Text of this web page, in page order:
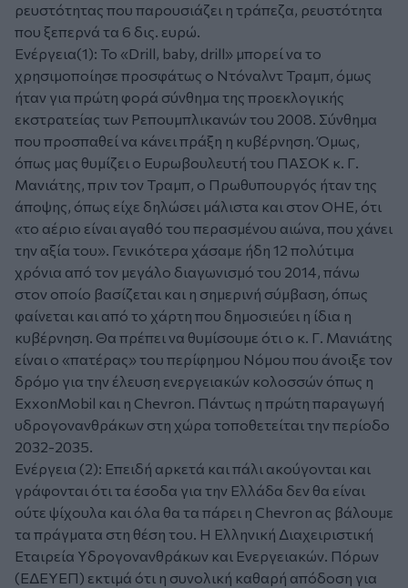
ρευστότητας που παρουσιάζει η τράπεζα, ρευστότητα
που ξεπερνά τα 6 δις. ευρώ.
Ενέργεια(1): Το «Drill, baby, drill» μπορεί να το
χρησιμοποίησε προσφάτως ο Ντόναλντ Τραμπ, όμως
ήταν για πρώτη φορά σύνθημα της προεκλογικής
εκστρατείας των Ρεπουμπλικανών του 2008. Σύνθημα
που προσπαθεί να κάνει πράξη η κυβέρνηση. Όμως,
όπως μας θυμίζει ο Ευρωβουλευτή του ΠΑΣΟΚ κ. Γ.
Μανιάτης, πριν τον Τραμπ, ο Πρωθυπουργός ήταν της
άποψης, όπως είχε δηλώσει μάλιστα και στον ΟΗΕ, ότι
«το αέριο είναι αγαθό του περασμένου αιώνα, που χάνει
την αξία του». Γενικότερα χάσαμε ήδη 12 πολύτιμα
χρόνια από τον μεγάλο διαγωνισμό του 2014, πάνω
στον οποίο βασίζεται και η σημερινή σύμβαση, όπως
φαίνεται και από το χάρτη που δημοσιεύει η ίδια η
κυβέρνηση. Θα πρέπει να θυμίσουμε ότι ο κ. Γ. Μανιάτης
είναι ο «πατέρας» του περίφημου Νόμου που άνοιξε τον
δρόμο για την έλευση ενεργειακών κολοσσών όπως η
ExxonMobil και η Chevron. Πάντως η πρώτη παραγωγή
υδρογονανθράκων στη χώρα τοποθετείται την περίοδο
2032-2035.
Ενέργεια (2): Επειδή αρκετά και πάλι ακούγονται και
γράφονται ότι τα έσοδα για την Ελλάδα δεν θα είναι
ούτε ψίχουλα και όλα θα τα πάρει η Chevron ας βάλουμε
τα πράγματα στη θέση του. Η Ελληνική Διαχειριστική
Εταιρεία Υδρογονανθράκων και Ενεργειακών. Πόρων
(ΕΔΕΥΕΠ) εκτιμά ότι η συνολική καθαρή απόδοση για